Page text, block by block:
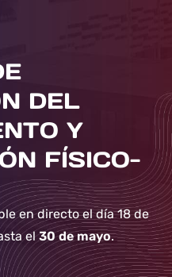
DEL
Y
FÍSICO-
en directo el día 18 de
el30 de mayo.